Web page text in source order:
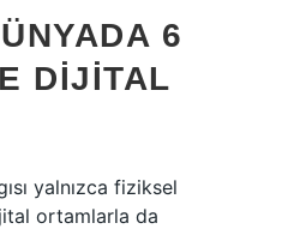
6
DIJITAL
yalnızca fiziksel
ortamlarla da